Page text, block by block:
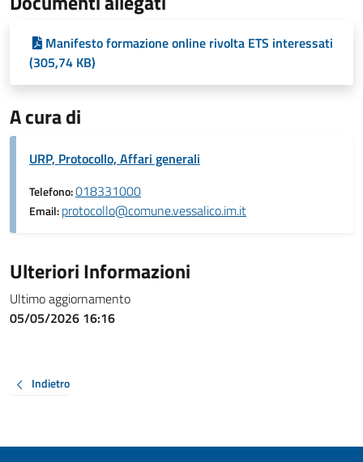
Manifesto formazione online rivolta ETS interessati
(305,74 KB)
A cura di
URP, Protocollo, Affari generali
Telefono:018331000
Email:protocollo@comune.vessalico.im.it
Ulteriori Informazioni
Ultimo aggiornamento
05/05/2026 16:16
Indietro